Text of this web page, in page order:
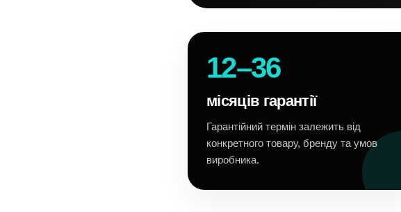
12–36
місяців гарантії
Гарантійний термін залежить від
конкретного товару, бренду та умов
виробника.